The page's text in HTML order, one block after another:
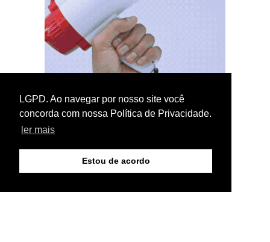
LGPD. Ao navegar por nosso site você
concorda com nossa Política de Privacidade.
ler mais
Estou de acordo